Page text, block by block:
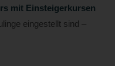
mit Einsteigerkursen
eingestellt sind –